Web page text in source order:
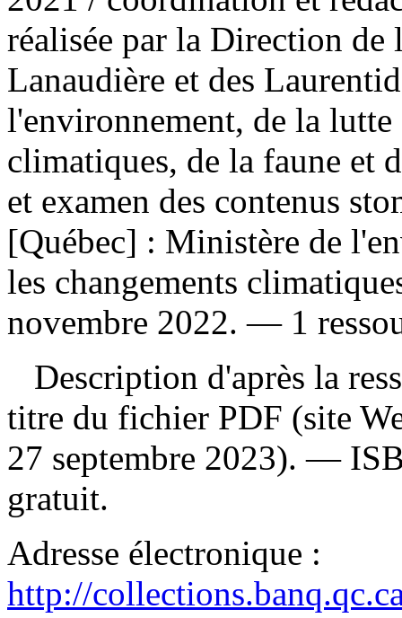
réalisée par la Direction de
Lanaudière et des
l'environnement, de la lutte
climatiques, de la faune et
et examen des contenus
[Québec] : Ministère de
les changements
novembre 2022. — 1
Description d'après la
titre du fichier PDF (site
27 septembre 2023). —
gratuit.
Adresse électronique :
http://